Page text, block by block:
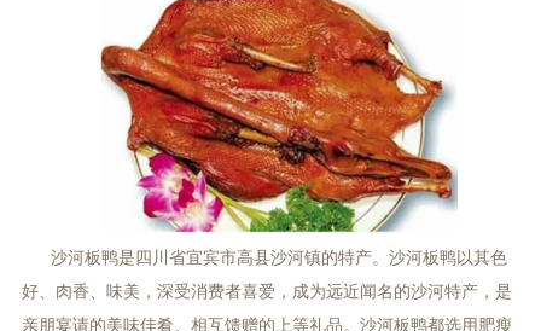
沙河板鸭是四川省宜宾市高县沙河镇的特产。沙河板鸭以其色
好、肉香、味美，深受消费者喜爱，成为远近闻名的沙河特产，是
亲朋宴请的美味佳肴、相互馈赠的上等礼品。沙河板鸭都选用肥瘦